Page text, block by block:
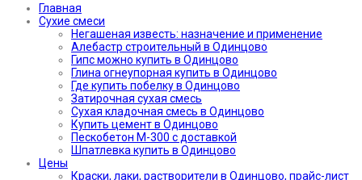
Главная
Сухие смеси
Негашеная известь: назначение и применение
Алебастр строительный в Одинцово
Гипс можно купить в Одинцово
Глина огнеупорная купить в Одинцово
Где купить побелку в Одинцово
Затирочная сухая смесь
Сухая кладочная смесь в Одинцово
Купить цемент в Одинцово
Пескобетон М-300 с доставкой
Шпатлевка купить в Одинцово
Цены
Краски, лаки, растворители в Одинцово, прайс-лист